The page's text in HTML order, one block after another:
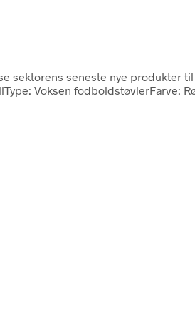
sektorens seneste nye produkter
Voksen fodboldstøvlerFarve: